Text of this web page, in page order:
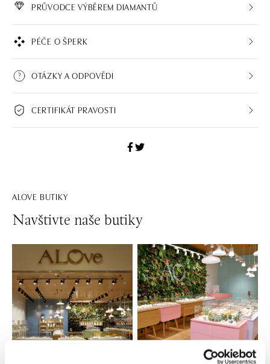
PRŮVODCE VÝBĚREM DIAMANTŮ
PÉČE O ŠPERK
OTÁZKY A ODPOVĚDI
CERTIFIKÁT PRAVOSTI
ALOVE BUTIKY
Navštivte naše butiky